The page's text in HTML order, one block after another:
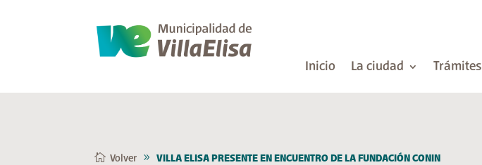
Inicio La ciudad Trámites
Volver VILLA ELISA PRESENTE EN ENCUENTRO DE LA FUNDACIÓN CONIN